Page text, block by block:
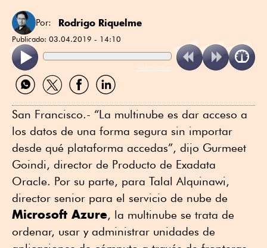
Por: Rodrigo Riquelme
Publicado: 03.04.2019 - 14:10
ReadSpeaker
Compartir
por
Compartir
por
Compartir
por
Compartir
por
San Francisco.- “La multinube es dar acceso a
los datos de una forma segura sin importar
desde qué plataforma accedas”, dijo Gurmeet
Goindi, director de Producto de Exadata
Oracle. Por su parte, para Talal Alquinawi,
director senior para el servicio de nube de
Microsoft Azure, la multinube se trata de
ordenar, usar y administrar unidades de